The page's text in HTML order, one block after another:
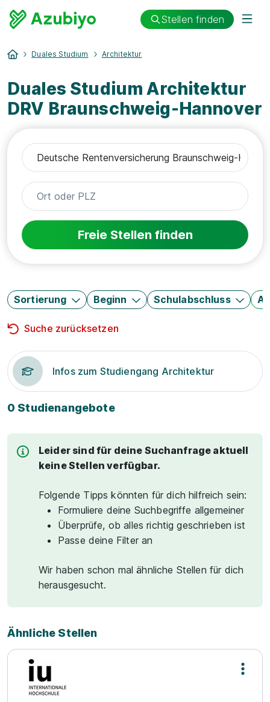
Stellen finden
Duales Studium Architektur
Duales Studium Architektur
DRV Braunschweig-Hannover
Freie Stellen finden
Sortierung Beginn Schulabschluss
Suche zurücksetzen
Infos zum Studiengang Architektur
0 Studienangebote
Leider sind für deine Suchanfrage aktuell
keine Stellen verfügbar.
Folgende Tipps könnten für dich hilfreich sein:
Formuliere deine Suchbegriffe allgemeiner
Überprüfe, ob alles richtig geschrieben ist
Passe deine Filter an
Wir haben schon mal ähnliche Stellen für dich
herausgesucht.
Ähnliche Stellen